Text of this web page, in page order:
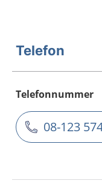
Telefon
Telefonnummer
08-123